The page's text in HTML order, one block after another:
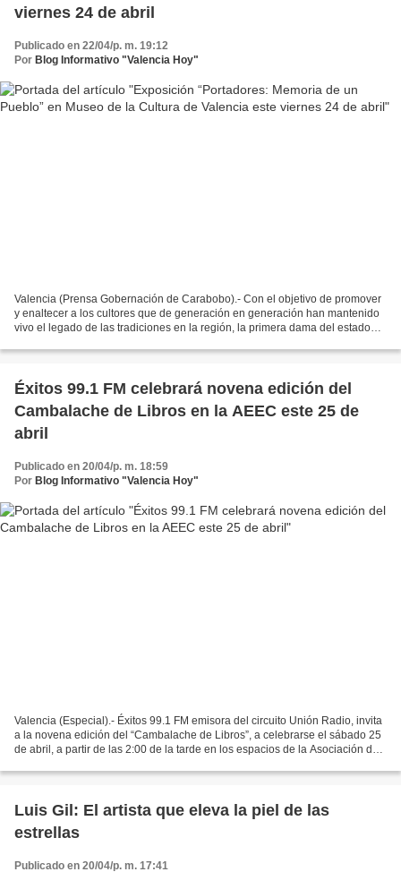
viernes 24 de abril
Publicado en 22/04/p. m. 19:12
Por Blog Informativo "Valencia Hoy"
Valencia (Prensa Gobernación de Carabobo).- Con el objetivo de promover
y enaltecer a los cultores que de generación en generación han mantenido
vivo el legado de las tradiciones en la región, la primera dama del estado
Éxitos 99.1 FM celebrará novena edición del
Cambalache de Libros en la AEEC este 25 de
abril
Publicado en 20/04/p. m. 18:59
Por Blog Informativo "Valencia Hoy"
Valencia (Especial).- Éxitos 99.1 FM emisora del circuito Unión Radio, invita
a la novena edición del “Cambalache de Libros”, a celebrarse el sábado 25
de abril, a partir de las 2:00 de la tarde en los espacios de la Asociación de
Luis Gil: El artista que eleva la piel de las
estrellas
Publicado en 20/04/p. m. 17:41